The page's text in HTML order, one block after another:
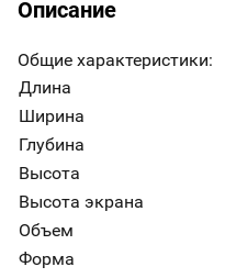
Описание
Общие характеристики:
Длина
Ширина
Глубина
Высота
Высота экрана
Объем
Форма